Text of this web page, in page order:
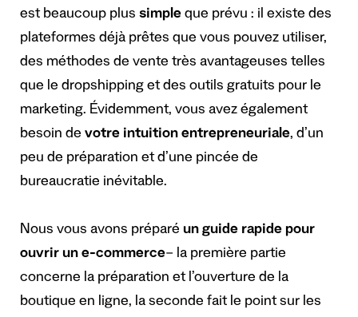
est beaucoup plus simple que prévu : il existe des
plateformes déjà prêtes que vous pouvez utiliser,
des méthodes de vente très avantageuses telles
que le dropshipping et des outils gratuits pour le
marketing. Évidemment, vous avez également
besoin de votre intuition entrepreneuriale, d’un
peu de préparation et d’une pincée de
bureaucratie inévitable.
Nous vous avons préparé un guide rapide pour
ouvrir un e-commerce– la première partie
concerne la préparation et l’ouverture de la
boutique en ligne, la seconde fait le point sur les